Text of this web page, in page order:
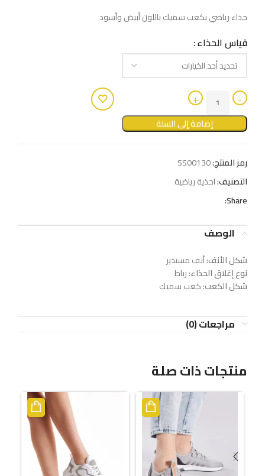
حذاء رياضي بكعب سميك باللون أبيض وأسود
قياس الحذاء
إضافة إلى السلة
رمز المنتج:SS00130
التصنيف:احذية رياضية
Share:
الوصف
شكل الأنف:أنف مستدير
نوع إغلاق الحذاء:رباط
شكل الكعب:كعب سميك
مراجعات (0)
منتجات ذات صلة